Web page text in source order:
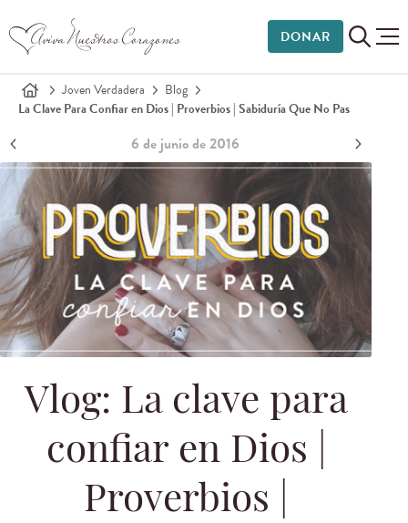
DONAR
Joven Verdadera
Blog
La Clave Para Confiar en Dios | Proverbios | Sabiduría Que No Pas
6 de junio de 2016
Vlog: La clave para
confiar en Dios |
Proverbios |